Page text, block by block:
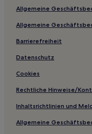
Allgemeine
Allgemeine
Barrierefreiheit
Datenschutz
Cookies
Rechtliche Hinweise/
Inhaltsrichtlinien und
Allgemeine